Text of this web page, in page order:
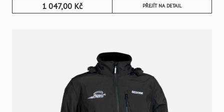
1 047,00 Kč PŘEJÍT NA DETAIL